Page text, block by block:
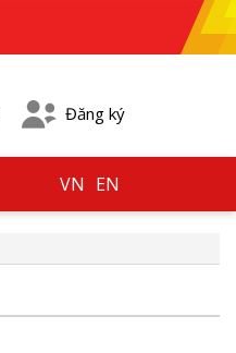
Đăng ký
VN EN